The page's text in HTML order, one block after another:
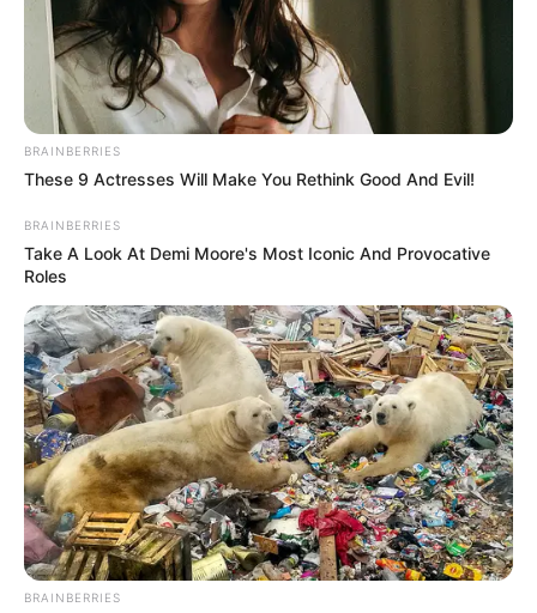
BRAINBERRIES
These 9 Actresses Will Make You Rethink Good And Evil!
BRAINBERRIES
Take A Look At Demi Moore's Most Iconic And Provocative
Roles
BRAINBERRIES